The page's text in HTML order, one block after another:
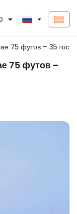
75 футов – 35
75 футов –